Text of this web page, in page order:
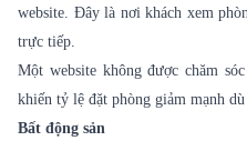
website. Đây là nơi khách xem
trực tiếp.
Một website không được chăm
khiến tỷ lệ đặt phòng giảm mạnh dù
Bất động sản